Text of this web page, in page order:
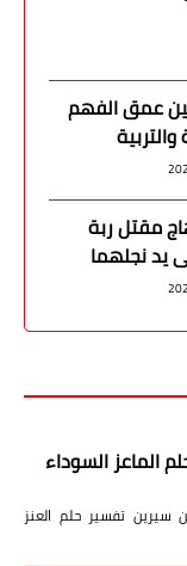
عمق الفهم
مقتل ربة
يد نجلهما
لحلم الماعز السوداء
لابن سيرين تفسير حلم العنز